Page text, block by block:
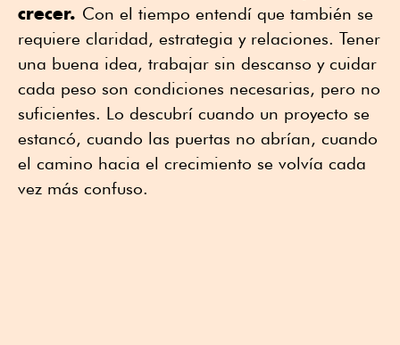
crecer. Con el tiempo entendí que también se
requiere claridad, estrategia y relaciones. Tener
una buena idea, trabajar sin descanso y cuidar
cada peso son condiciones necesarias, pero no
suficientes. Lo descubrí cuando un proyecto se
estancó, cuando las puertas no abrían, cuando
el camino hacia el crecimiento se volvía cada
vez más confuso.